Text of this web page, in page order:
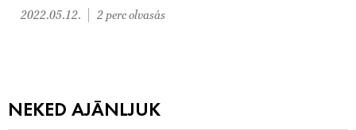
2022.05.12. 2 perc olvasás
NEKED AJÁNLJUK